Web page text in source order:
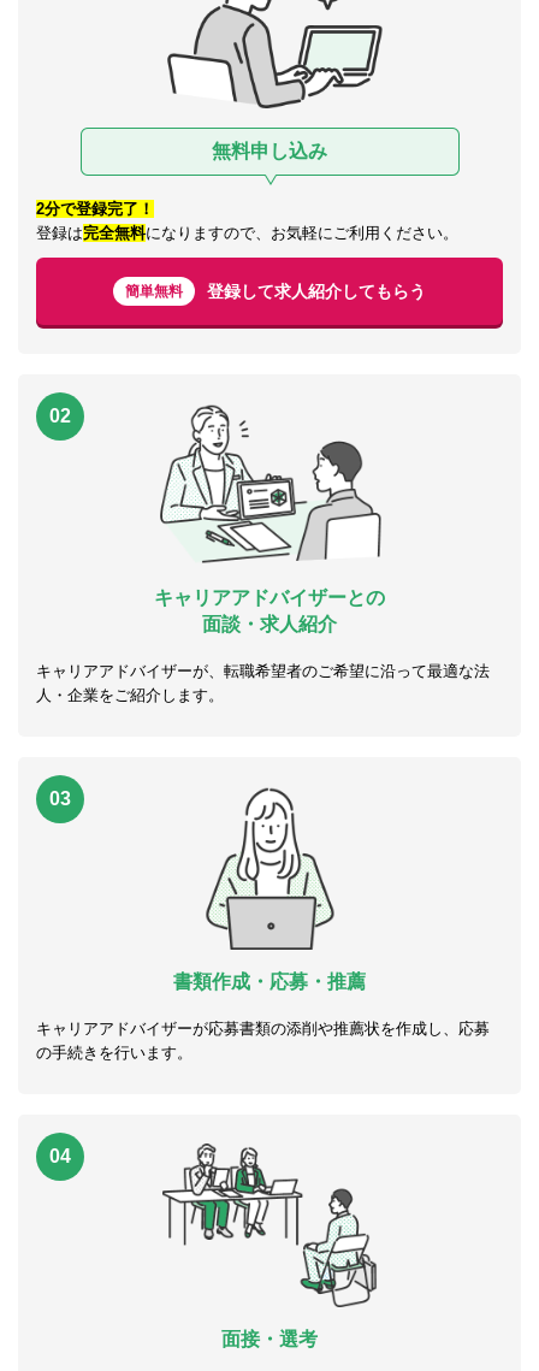
無料申し込み
2分で登録完了！
登録は完全無料になりますので、お気軽にご利用ください。
簡単無料 登録して求人紹介してもらう
02
キャリアアドバイザーとの
面談・求人紹介
キャリアアドバイザーが、転職希望者のご希望に沿って最適な法
人・企業をご紹介します。
03
書類作成・応募・推薦
キャリアアドバイザーが応募書類の添削や推薦状を作成し、応募
の手続きを行います。
04
面接・選考